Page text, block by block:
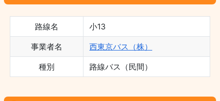
路線名 小13
事業者名 西東京バス（株）
種別 路線バス（民間）